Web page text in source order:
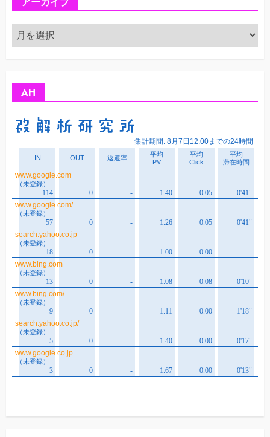
ア
ー
カ
AH